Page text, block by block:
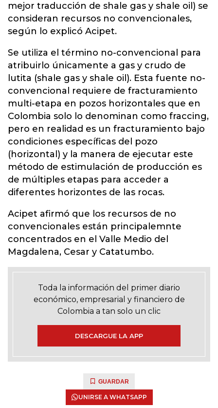
mejor traducción de shale gas y shale oil) se
consideran recursos no convencionales,
según lo explicó Acipet.
Se utiliza el término no-convencional para
atribuirlo únicamente a gas y crudo de
lutita (shale gas y shale oil). Esta fuente no-
convencional requiere de fracturamiento
multi-etapa en pozos horizontales que en
Colombia solo lo denominan como fraccing,
pero en realidad es un fracturamiento bajo
condiciones específicas del pozo
(horizontal) y la manera de ejecutar este
método de estimulación de producción es
de múltiples etapas para acceder a
diferentes horizontes de las rocas.
Acipet afirmó que los recursos de no
convencionales están principalemnte
concentrados en el Valle Medio del
Magdalena, Cesar y Catatumbo.
Toda la información del primer diario
económico, empresarial y financiero de
Colombia a tan solo un clic
DESCARGUE LA APP
GUARDAR
UNIRSE A WHATSAPP